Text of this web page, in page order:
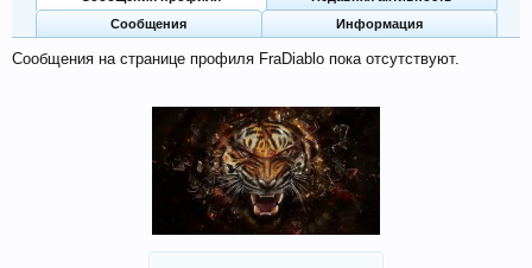
Сообщения
Информация
Сообщения на странице профиля FraDiablo пока отсутствуют.